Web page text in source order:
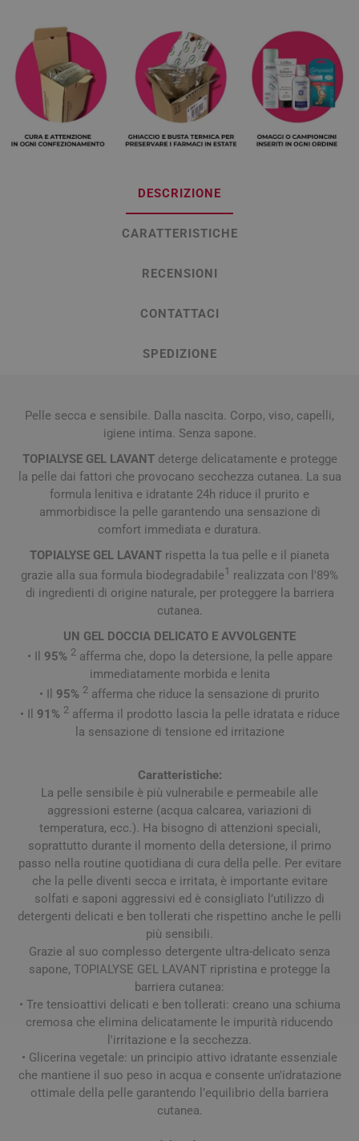
DESCRIZIONE
CARATTERISTICHE
RECENSIONI
CONTATTACI
SPEDIZIONE
Pelle secca e sensibile. Dalla nascita. Corpo, viso, capelli,
igiene intima. Senza sapone.
TOPIALYSE GEL LAVANTdeterge delicatamente e protegge
la pelle dai fattori che provocano secchezza cutanea. La sua
formula lenitiva e idratante 24h riduce il prurito e
ammorbidisce la pelle garantendo una sensazione di
comfort immediata e duratura.
TOPIALYSE GEL LAVANT rispetta la tua pelle e il pianeta
grazie alla sua formula biodegradabile1 realizzata con l'89%
di ingredienti di origine naturale, per proteggere la barriera
cutanea.
UN GEL DOCCIA DELICATO E AVVOLGENTE
• Il 95% 2afferma che, dopo la detersione, la pelle appare
immediatamente morbida e lenita
• Il 95% 2 afferma che riduce la sensazione di prurito
• Il 91% 2afferma il prodotto lascia la pelle idratata e riduce
la sensazione di tensione ed irritazione
Caratteristiche:
La pelle sensibile è più vulnerabile e permeabile alle
aggressioni esterne (acqua calcarea, variazioni di
temperatura, ecc.). Ha bisogno di attenzioni speciali,
soprattutto durante il momento della detersione, il primo
passo nella routine quotidiana di cura della pelle. Per evitare
che la pelle diventi secca e irritata, è importante evitare
solfati e saponi aggressivi ed è consigliato l’utilizzo di
detergenti delicati e ben tollerati che rispettino anche le pelli
più sensibili.
Grazie al suo complesso detergente ultra-delicato senza
sapone, TOPIALYSE GEL LAVANT ripristina e protegge la
barriera cutanea:
• Tre tensioattivi delicati e ben tollerati: creano una schiuma
cremosa che elimina delicatamente le impurità riducendo
l'irritazione e la secchezza.
• Glicerina vegetale: un principio attivo idratante essenziale
che mantiene il suo peso in acqua e consente un'idratazione
ottimale della pelle garantendo l’equilibrio della barriera
cutanea.